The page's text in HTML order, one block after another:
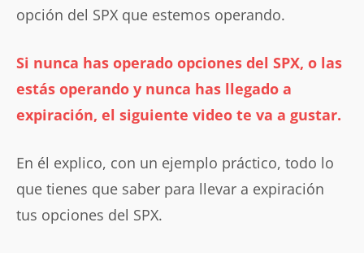
opción del SPX que estemos operando.
Si nunca has operado opciones del SPX, o las
estás operando y nunca has llegado a
expiración, el siguiente video te va a gustar.
En él explico, con un ejemplo práctico, todo lo
que tienes que saber para llevar a expiración
tus opciones del SPX.